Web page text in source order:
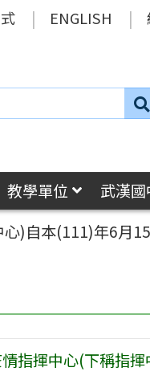
ENGLISH
教學單位 武漢
)自本(111)年6月
指揮中心(下稱指